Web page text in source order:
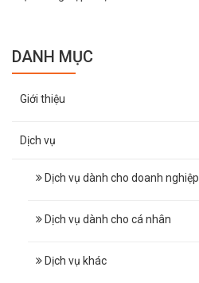
DANH MỤC
Giới thiệu
Dịch vụ
Dịch vụ dành cho doanh nghiệp
Dịch vụ dành cho cá nhân
Dịch vụ khác